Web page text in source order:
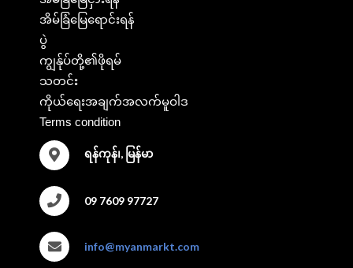
အိမ်ခြံမြေရောင်းရန်
ပွဲ
ကျွန်ုပ်တို့၏ဖိုရမ်
သတင်း
ကိုယ်ရေးအချက်အလက်မူဝါဒ
Terms condition
ရန်ကုန်၊, မြန်မာ
09 7609 97727
info@myanmarkt.com